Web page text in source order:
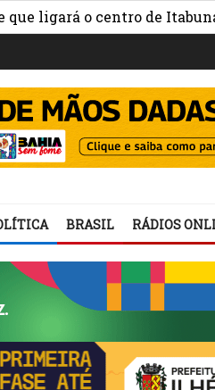
o centro de Itabuna à
BRASIL RÁDIOS